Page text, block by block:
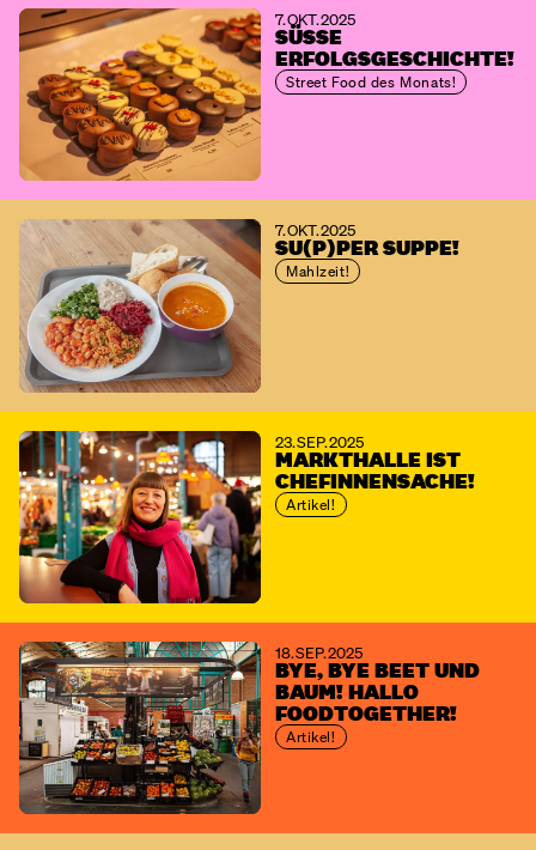
7. OKT. 2025
SÜSSE E
RFOLGSGESCHICHTE!
Street Food des Monats!
7. OKT. 2025
SU(P)PER SUPPE!
Mahlzeit!
23. SEP. 2025
MARKTHALLE IST
CHEFINNENSACHE!
Artikel!
18. SEP. 2025
BYE, BYE BEET UND
BAUM! HALLO
FOODTOGETHER!
Artikel!